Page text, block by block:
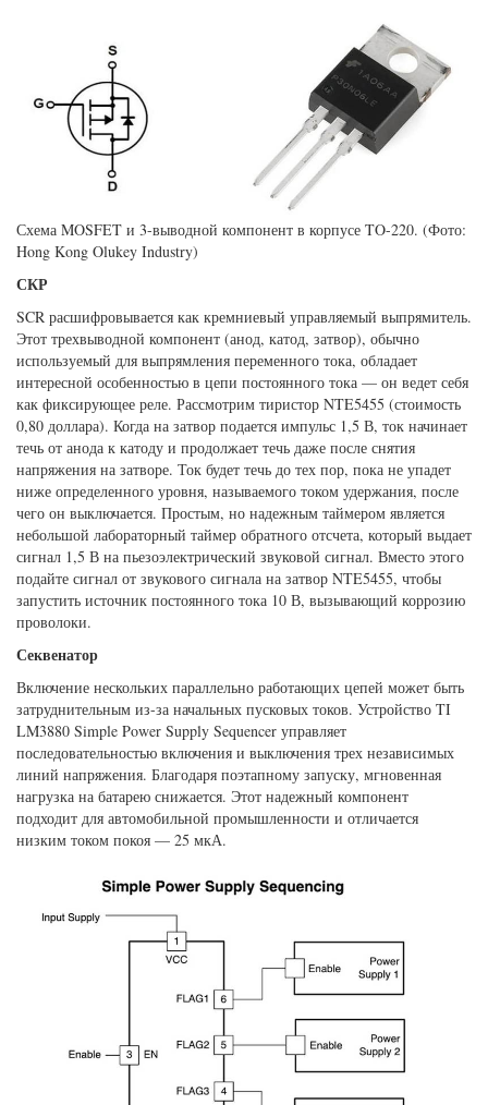
Схема MOSFET и 3-выводной компонент в корпусе TO-220. (Фото:
Hong Kong Olukey Industry)
СКР
SCR расшифровывается как кремниевый управляемый выпрямитель.
Этот трехвыводной компонент (анод, катод, затвор), обычно
используемый для выпрямления переменного тока, обладает
интересной особенностью в цепи постоянного тока — он ведет себя
как фиксирующее реле. Рассмотрим тиристор NTE5455 (стоимость
0,80 доллара). Когда на затвор подается импульс 1,5 В, ток начинает
течь от анода к катоду и продолжает течь даже после снятия
напряжения на затворе. Ток будет течь до тех пор, пока не упадет
ниже определенного уровня, называемого током удержания, после
чего он выключается. Простым, но надежным таймером является
небольшой лабораторный таймер обратного отсчета, который выдает
сигнал 1,5 В на пьезоэлектрический звуковой сигнал. Вместо этого
подайте сигнал от звукового сигнала на затвор NTE5455, чтобы
запустить источник постоянного тока 10 В, вызывающий коррозию
проволоки.
Секвенатор
Включение нескольких параллельно работающих цепей может быть
затруднительным из-за начальных пусковых токов. Устройство TI
LM3880 Simple Power Supply Sequencer управляет
последовательностью включения и выключения трех независимых
линий напряжения. Благодаря поэтапному запуску, мгновенная
нагрузка на батарею снижается. Этот надежный компонент
подходит для автомобильной промышленности и отличается
низким током покоя — 25 мкА.